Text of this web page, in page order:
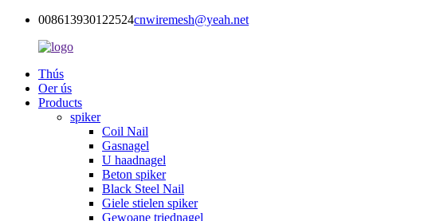
008613930122524cnwiremesh@yeah.net
Thús
Oer ús
Products
spiker
Coil Nail
Gasnagel
U haadnagel
Beton spiker
Black Steel Nail
Giele stielen spiker
Gewoane triednagel